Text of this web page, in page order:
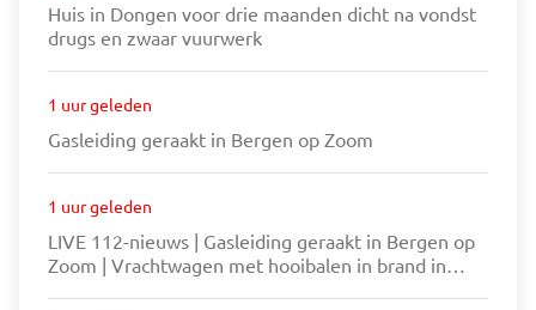
Huis in Dongen voor drie maanden dicht na vondst
drugs en zwaar vuurwerk
1 uur geleden
Gasleiding geraakt in Bergen op Zoom
1 uur geleden
LIVE 112-nieuws | Gasleiding geraakt in Bergen op
Zoom | Vrachtwagen met hooibalen in brand in